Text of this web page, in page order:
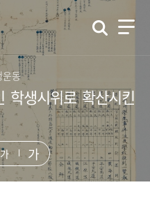
운동
학생시위로 확산시킨
가 가